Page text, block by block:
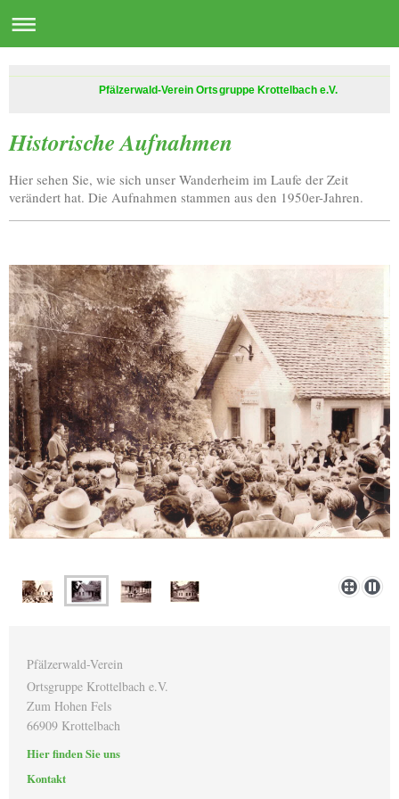
Pfälzerwald-Verein Ortsgruppe Krottelbach e.V.
Historische Aufnahmen
Hier sehen Sie, wie sich unser Wanderheim im Laufe der Zeit
verändert hat. Die Aufnahmen stammen aus den 1950er-Jahren.
Pfälzerwald-Verein
Ortsgruppe Krottelbach e.V.
Zum Hohen Fels
66909 Krottelbach
Hier finden Sie uns
Kontakt